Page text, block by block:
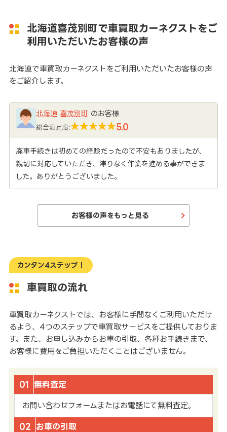
北海道喜茂別町で車買取カーネクストをご
利用いただいたお客様の声
北海道で車買取カーネクストをご利用いただいたお客様の声
をご紹介します。
北海道 喜茂別町のお客様
総合満足度: 5.0
廃車手続きは初めての経験だったので不安もありましたが、
親切に対応していただき、滞りなく作業を進める事ができま
した。ありがとうございました。
お客様の声をもっと見る
カンタン4ステップ！
車買取の流れ
車買取カーネクストでは、お客様に手間なくご利用いただけ
るよう、4つのステップで車買取サービスをご提供しておりま
す。また、お申し込みからお車の引取、各種お手続きまで、
お客様に費用をご負担いただくことはございません。
01 無料査定
お問い合わせフォームまたはお電話にて無料査定。
02 お車の引取